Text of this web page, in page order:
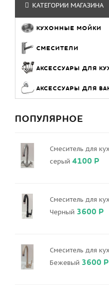
КАТЕГОРИИ МАГАЗИНА
КУХОННЫЕ МОЙКИ
СМЕСИТЕЛИ
АКСЕССУАРЫ ДЛЯ
АКСЕССУАРЫ ДЛЯ
ПОПУЛЯРНОЕ
Смеситель для
серый 4100 Р
Смеситель для
Черный 3600 Р
Смеситель для
Бежевый 3600 Р